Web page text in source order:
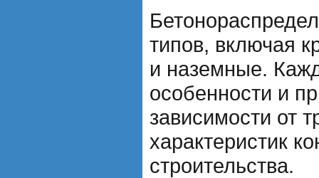
типов, включая
и наземные.
особенности и
зависимости от
характеристик
строительства.